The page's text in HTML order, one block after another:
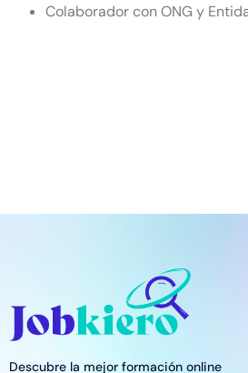
Colaborador con ONG y
Descubre la mejor formación online